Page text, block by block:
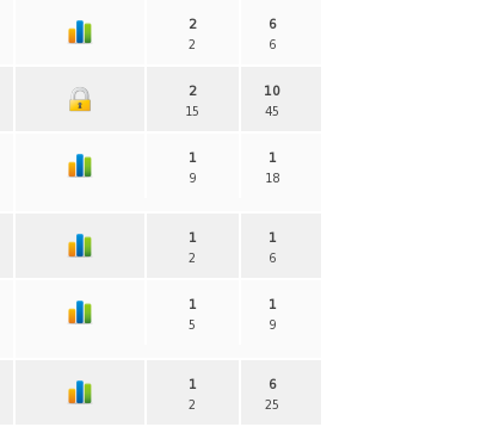
2
2
6
6
2
15
10
45
1
9
1
18
1
2
1
6
1
5
1
9
1
2
6
25